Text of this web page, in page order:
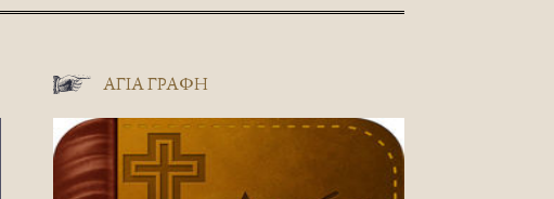
ΑΓΊΑ ΓΡΑΦΉ